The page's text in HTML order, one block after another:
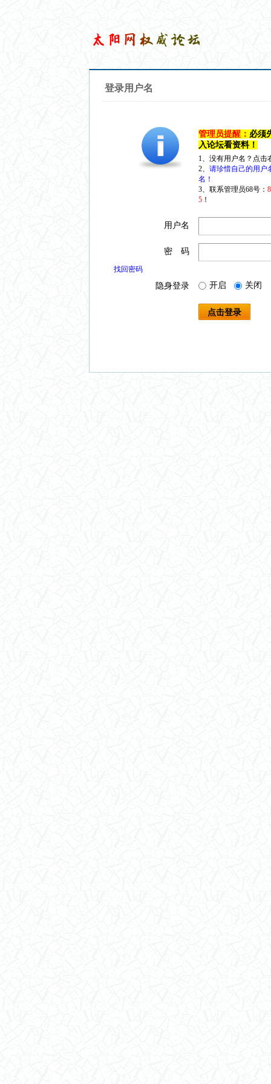
登录用户名
管理员提醒： 必须
入论坛看资料！
1、没有用户名？点
2、 请珍惜自己的用户
名！
3、联系管理员68号：
5 ！
用户名
密 码
找回密码
隐身登录 开启 关闭
点击登录